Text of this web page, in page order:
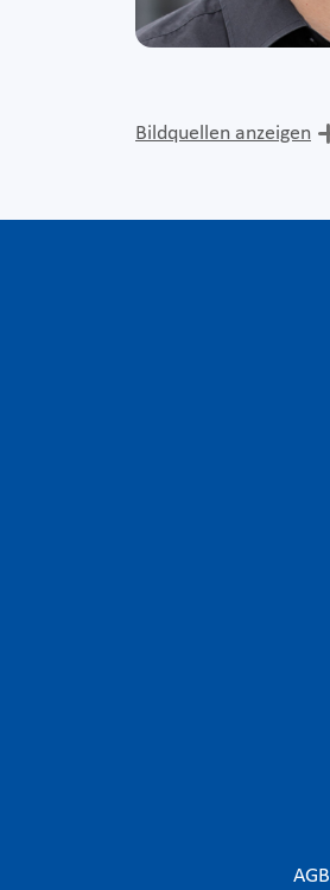
Bildquellen anzeigen
AGB